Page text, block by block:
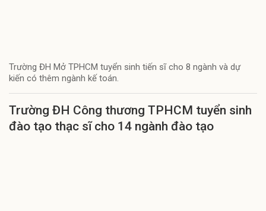
Trường ĐH Mở TPHCM tuyển sinh tiến sĩ cho 8 ngành và dự
kiến có thêm ngành kế toán.
Trường ĐH Công thương TPHCM tuyển sinh
đào tạo thạc sĩ cho 14 ngành đào tạo